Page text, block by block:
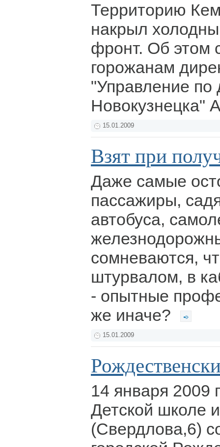
Территорию
накрыл
фронт. Об этом
горожанам
"Управление
Новокузнецка"
15.01.2009
Взят при
Даже самые
пассажиры,
автобуса,
сомневаются,
штурвалом, в
- опытные
же иначе?
15.01.2009
14 января 2009
Детской школе
(Свердлова,6)